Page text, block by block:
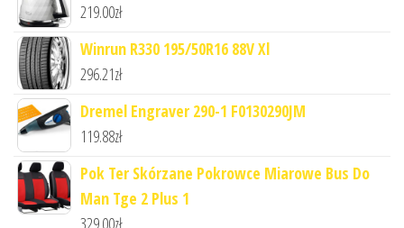
219.00zł
Winrun R330 195/50R16 88V Xl
296.21zł
Dremel Engraver 290-1 F0130290JM
119.88zł
Pok Ter Skórzane Pokrowce Miarowe Bus Do
Man Tge 2 Plus 1